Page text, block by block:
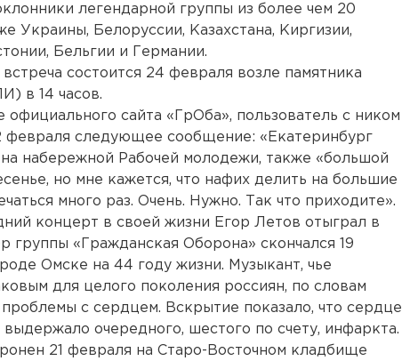
легендарной группы из более чем 20
Украины, Белоруссии, Казахстана, Киргизии,
Бельгии и Германии.
состоится 24 февраля возле памятника
в 14 часов.
сайта «ГрОба», пользователь с ником
февраля следующее сообщение: «Екатеринбург
на набережной Рабочей молодежи, также «большой
но мне кажется, что нафих делить на большие
много раз. Очень. Нужно. Так что приходите».
концерт в своей жизни Егор Летов отыграл в
группы «Гражданская Оборона» скончался 19
Омске на 44 году жизни. Музыкант, чье
для целого поколения россиян, по словам
с сердцем. Вскрытие показало, что сердце
выдержало очередного, шестого по счету, инфаркта.
21 февраля на Старо-Восточном кладбище